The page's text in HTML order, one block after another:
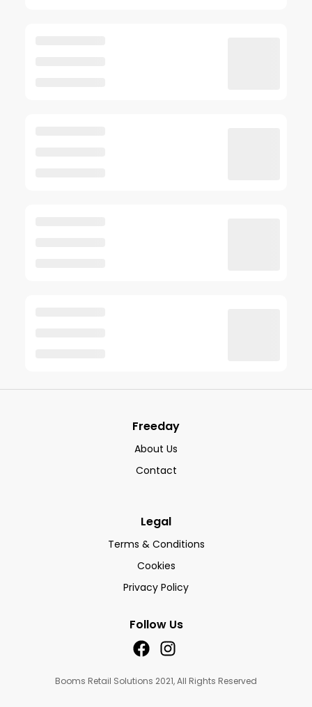
Freeday
About Us
Contact
Legal
Terms & Conditions
Cookies
Privacy Policy
Follow Us
Booms Retail Solutions 2021, All Rights Reserved